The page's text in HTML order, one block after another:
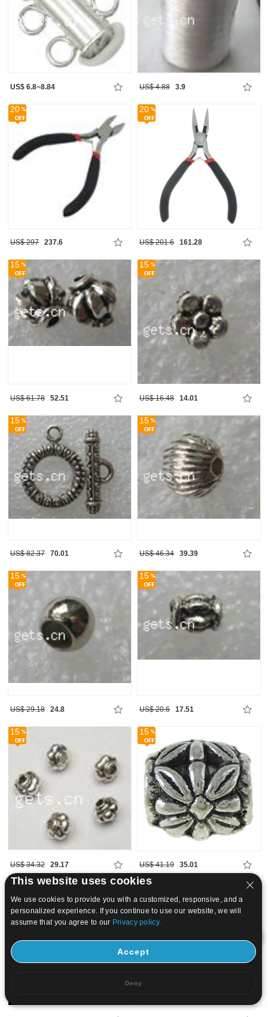
US$ 6.8~8.84 US$ 4.88 3.9
20
US$ 297 237.6
20
US$ 201.6 161.28
15
US$ 61.78 52.51
15
US$ 16.48 14.01
15
US$ 82.37 70.01
15
US$ 46.34 39.39
15
US$ 29.18 24.8
15
US$ 20.6 17.51
15
US$ 34.32 29.17
15
US$ 41.19 35.01
15 20
This website uses cookies
We use cookies to provide you with a customized, responsive, and a
personalized experience. If you continue to use our website, we will
assume that you agree to our Privacy policy.
Accept
Deny